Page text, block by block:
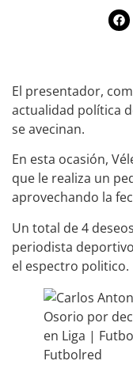
El presentador,
actualidad política
se avecinan.
En esta ocasión,
que le realiza un
aprovechando la
Un total de 4
periodista
el espectro politico.